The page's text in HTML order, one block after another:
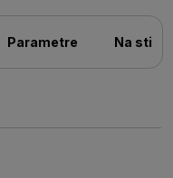
Parametre Na